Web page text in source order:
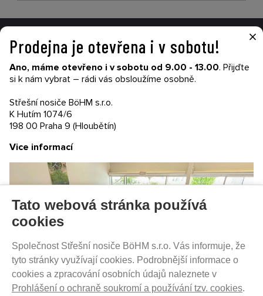
VŠE O NÁKUPU
Garance nákupu
Obchodní podmínky
Kontakty
Ochrana soukromí
SLEDUJTE NÁS NA SOCIÁLNÍCH SÍTÍCH
PRODEJ NA SPLÁTKY
Tato webová stránka používá
cookies
Společnost Střešní nosiče BöHM s.r.o. Vás informuje, že
tyto stránky využívají cookies. Podrobnější informace o
cookies a zpracování osobních údajů naleznete v
Prohlášení o ochraně soukromí a používání tzv. cookies.
×
Prodejna je otevřena i v sobotu!
Ano, máme otevřeno i v sobotu od 9.00 - 13.00. Přijďte
si k nám vybrat – rádi vás obsloužíme osobně.
Střešní nosiče BöHM s.r.o.
K Hutím 1074/6
198 00 Praha 9 (Hloubětín)
Vice informací